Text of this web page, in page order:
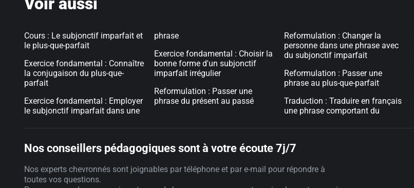
Cours : Le subjonctif imparfait et
le plus-que-parfait
Exercice fondamental : Connaître
la conjugaison du plus-que-
parfait
Exercice fondamental : Employer
le subjonctif imparfait dans une
phrase
Exercice fondamental : Choisir la
bonne forme d'un subjonctif
imparfait irrégulier
Reformulation : Passer une
phrase du présent au passé
Reformulation : Changer la
personne dans une phrase avec
du subjonctif imparfait
Reformulation : Passer une
phrase au plus-que-parfait
Traduction : Traduire en français
une phrase comportant du
Nos conseillers pédagogiques sont à votre écoute 7j/7
Nos experts chevronnés sont joignables par téléphone et par e-mail pour répondre à
toutes vos questions.